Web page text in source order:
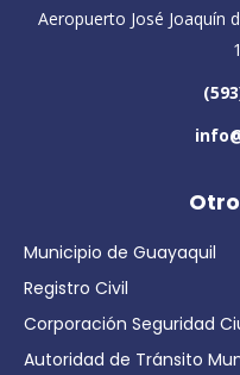
Aeropuerto José Joaquín
Municipio de Guayaquil
Registro Civil
Corporación Seguridad
Autoridad de Tránsito